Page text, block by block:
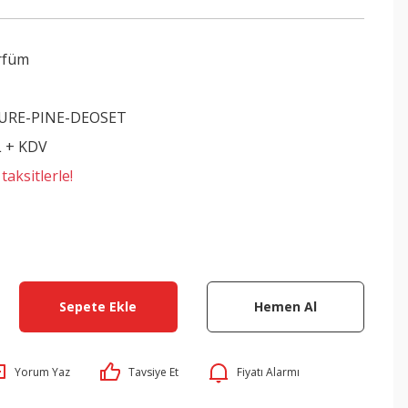
PINE-DEOSET
+ KDV
Sepete Ekle Hemen Al
Yorum Yaz Tavsiye Et Fiyatı Alarmı